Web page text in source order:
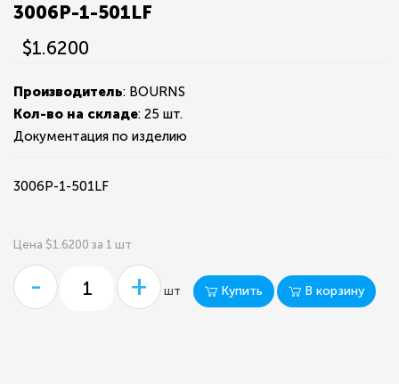
3006P-1-501LF
$1.6200
Производитель: BOURNS
Кол-во на складе: 25 шт.
Документация по изделию
3006P-1-501LF
Цена $1.6200 за 1 шт
- + шт Купить В корзину